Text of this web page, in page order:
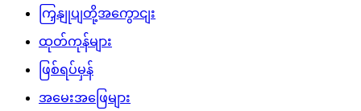
ကြှနျုပျတို့အကွောငျး
ထုတ်ကုန်များ
ဖြစ်ရပ်မှန်
အမေးအဖြေများ